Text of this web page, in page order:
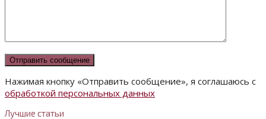
Нажимая кнопку «Отправить сообщение», я соглашаюсь с
обработкой персональных данных
Лучшие статьи